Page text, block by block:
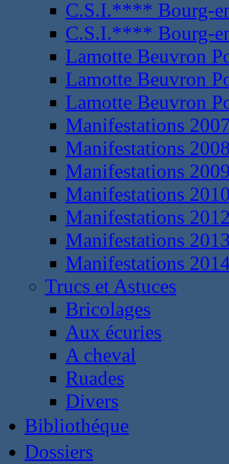
C.S.I.**** Bourg-
C.S.I.**** Bourg-
Lamotte Beuvron
Lamotte Beuvron
Lamotte Beuvron
Manifestations
Manifestations
Manifestations
Manifestations
Manifestations
Manifestations
Manifestations
Trucs et Astuces
Bricolages
Aux écuries
A cheval
Ruades
Divers
Bibliothéque
Dossiers